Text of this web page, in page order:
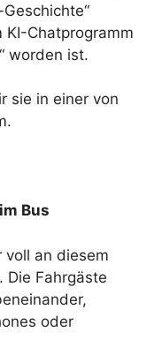
Chatprogramm
worden ist.
sie in einer von
Bus
voll an diesem
Die Fahrgäste
oder